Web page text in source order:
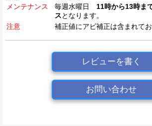
メンテナンス
毎週水曜日 11時から13時ま
スとなります。
注意
補正値にアビ補正は含まれてお
レビューを書く
お問い合わせ